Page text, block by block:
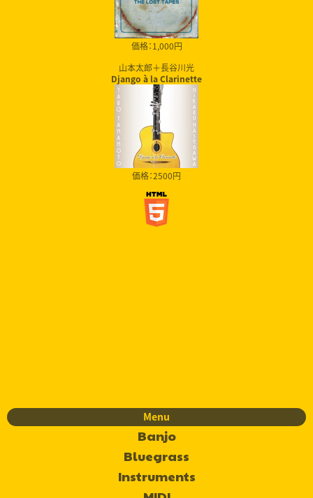
価格：1,000円
山本太郎＋長谷川光
Django à la Clarinette
価格：2500円
Menu
Banjo
Bluegrass
Instruments